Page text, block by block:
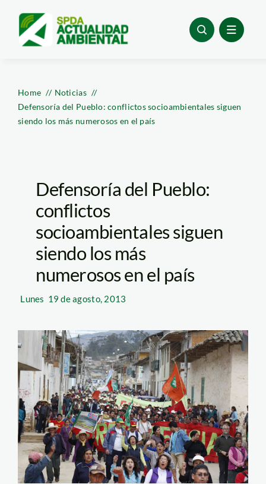
content
Home
Noticias
Defensoría del Pueblo: conflictos socioambientales siguen
siendo los más numerosos en el país
Defensoría del Pueblo:
conflictos
socioambientales siguen
siendo los más
numerosos en el país
Lunes 19 de agosto, 2013